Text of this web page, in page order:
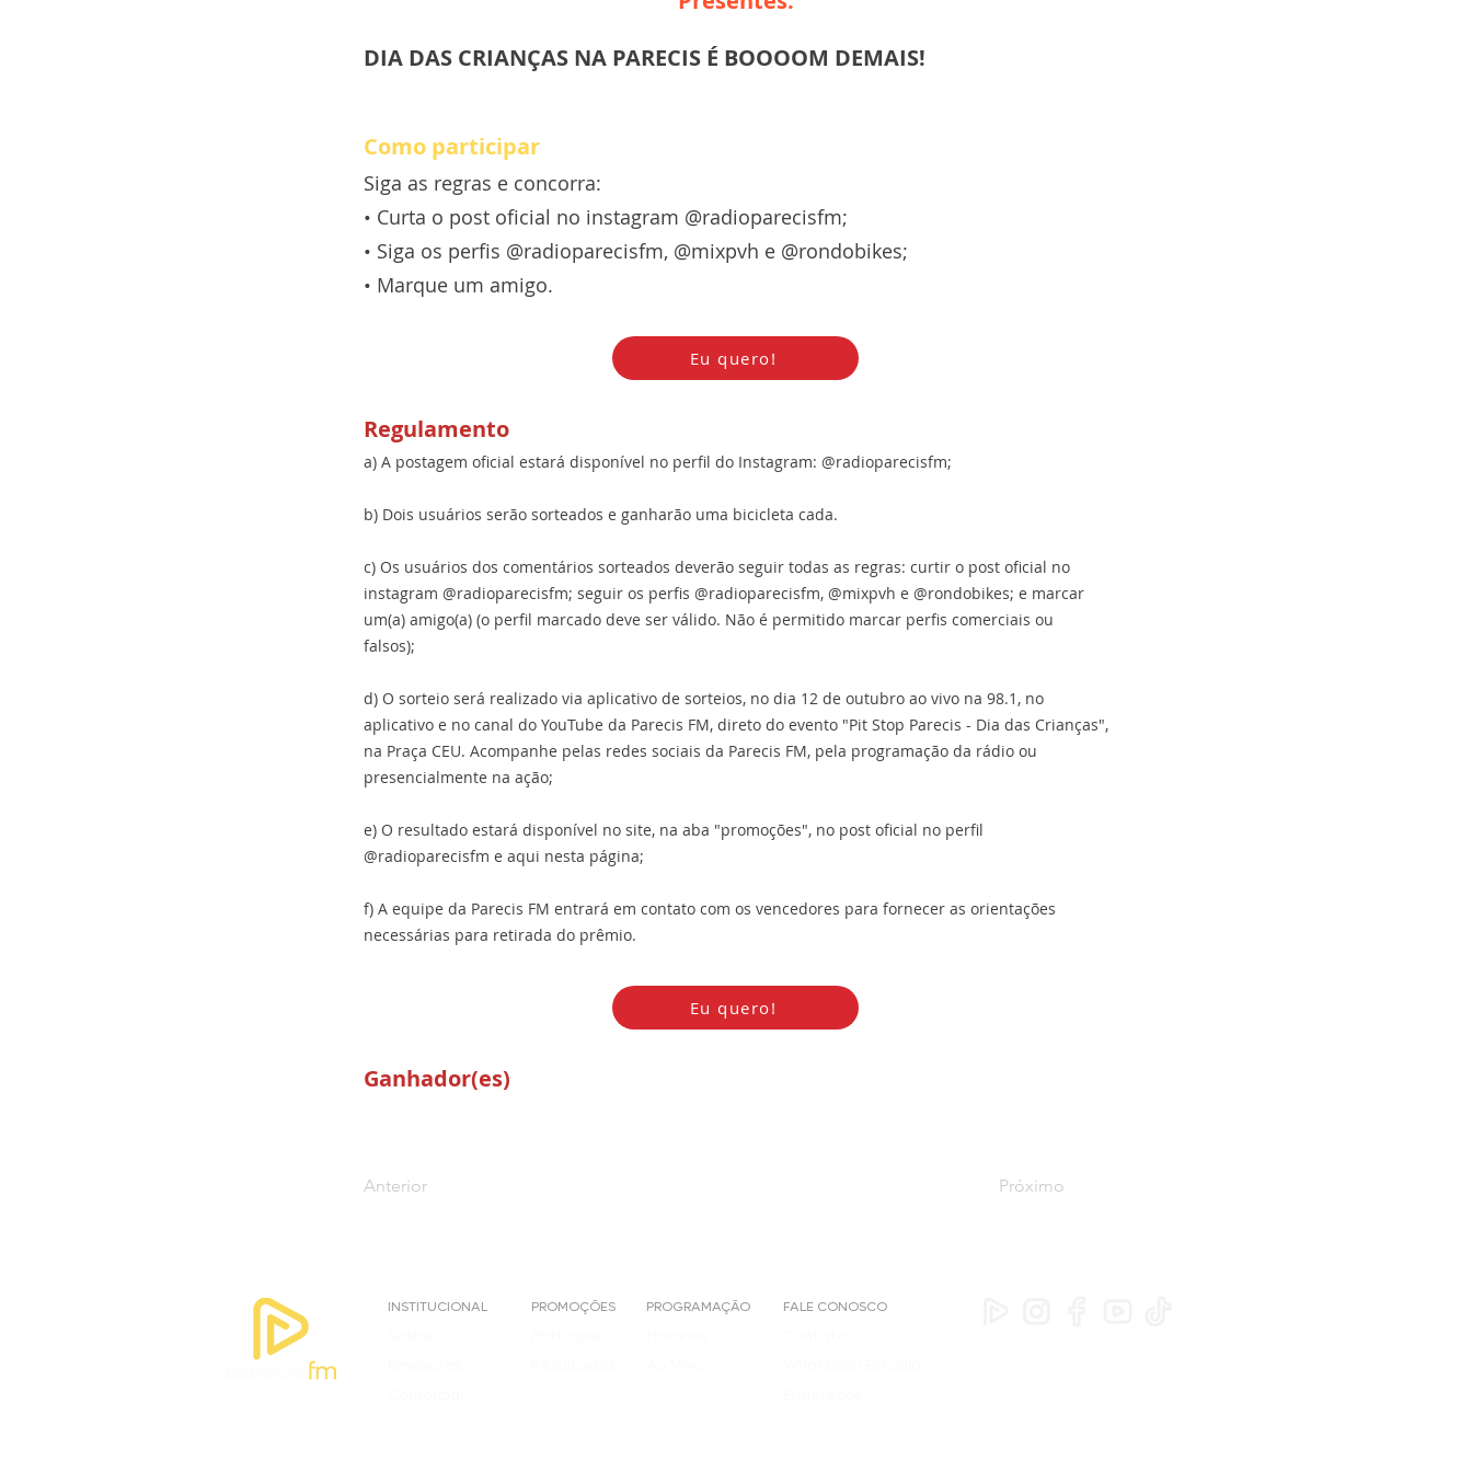
DIA DAS CRIANÇAS NA PARECIS É BOOOOM DEMAIS!
Como participar
Siga as regras e concorra:
•⁠ ⁠Curta o post oficial no instagram @radioparecisfm;
•⁠ ⁠Siga os perfis @radioparecisfm, @mixpvh e @rondobikes;
•⁠ ⁠Marque um amigo.
Eu quero!
Regulamento
a) A postagem oficial estará disponível no perfil do Instagram: @radioparecisfm;
b) Dois usuários serão sorteados e ganharão uma bicicleta cada.
c) Os usuários dos comentários sorteados deverão seguir todas as regras: curtir o post oficial no
instagram @radioparecisfm; seguir os perfis @radioparecisfm, @mixpvh e @rondobikes; e marcar
um(a) amigo(a) (o perfil marcado deve ser válido. Não é permitido marcar perfis comerciais ou
falsos);
d) O sorteio será realizado via aplicativo de sorteios, no dia 12 de outubro ao vivo na 98.1, no
aplicativo e no canal do YouTube da Parecis FM, direto do evento "Pit Stop Parecis - Dia das Crianças",
na Praça CEU. Acompanhe pelas redes sociais da Parecis FM, pela programação da rádio ou
presencialmente na ação;
e) O resultado estará disponível no site, na aba "promoções", no post oficial no perfil
@radioparecisfm e aqui nesta página;
f) A equipe da Parecis FM entrará em contato com os vencedores para fornecer as orientações
necessárias para retirada do prêmio.
Eu quero!
Ganhador(es)
Anterior Próximo
INSTITUCIONAL PROMOÇÕES PROGRAMAÇÃO FALE CONOSCO